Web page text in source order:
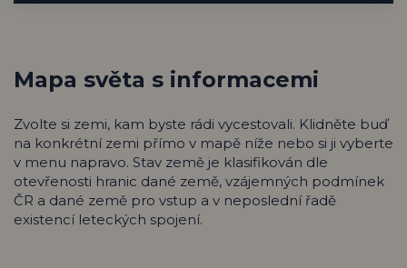
Mapa světa s informacemi
Zvolte si zemi, kam byste rádi vycestovali. Klidněte buď
na konkrétní zemi přímo v mapě níže nebo si ji vyberte
v menu napravo. Stav země je klasifikován dle
otevřenosti hranic dané země, vzájemných podmínek
ČR a dané země pro vstup a v neposlední řadě
existencí leteckých spojení.